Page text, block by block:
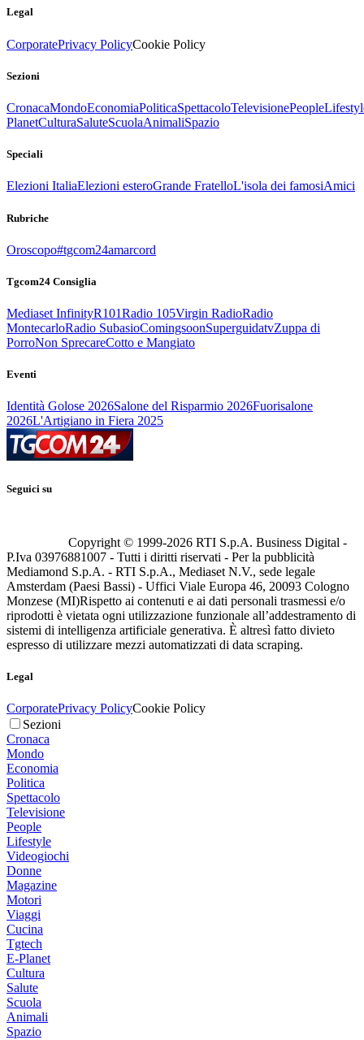
Legal
CorporatePrivacy PolicyCookie Policy
Sezioni
CronacaMondoEconomiaPoliticaSpettacoloTelevisionePeople
PlanetCulturaSaluteScuolaAnimaliSpazio
Speciali
Elezioni ItaliaElezioni esteroGrande FratelloL'isola dei famosiAmici
Rubriche
Oroscopo#tgcom24amarcord
Tgcom24 Consiglia
Mediaset InfinityR101Radio 105Virgin RadioRadio
MontecarloRadio SubasioComingsoonSuperguidatvZuppa di
PorroNon SprecareCotto e Mangiato
Eventi
Identità Golose 2026Salone del Risparmio 2026Fuorisalone
2026L'Artigiano in Fiera 2025
Seguici su
Copyright © 1999-2026 RTI S.p.A. Business Digital -
P.Iva 03976881007 - Tutti i diritti riservati - Per la pubblicità
Mediamond S.p.A. - RTI S.p.A., Mediaset N.V., sede legale
Amsterdam (Paesi Bassi) - Uffici Viale Europa 46, 20093 Cologno
Monzese (MI)Rispetto ai contenuti e ai dati personali trasmessi e/o
riprodotti è vietata ogni utilizzazione funzionale all’addestramento di
sistemi di intelligenza artificiale generativa. È altresì fatto divieto
espresso di utilizzare mezzi automatizzati di data scraping.
Legal
CorporatePrivacy PolicyCookie Policy
Sezioni
Cronaca
Mondo
Economia
Politica
Spettacolo
Televisione
People
Lifestyle
Videogiochi
Donne
Magazine
Motori
Viaggi
Cucina
Tgtech
E-Planet
Cultura
Salute
Scuola
Animali
Spazio